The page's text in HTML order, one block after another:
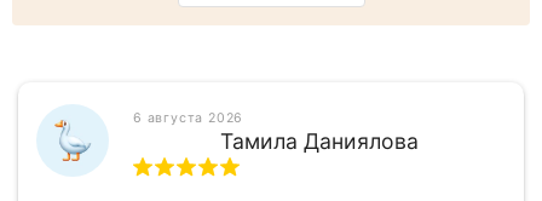
6 августа 2026
Тамила Даниялова